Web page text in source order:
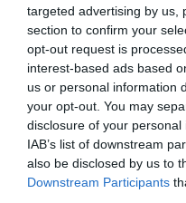
targeted advertising by us,
section to confirm your
opt-out request is
interest-based ads based
us or personal information
your opt-out. You may
disclosure of your
IAB’s list of downstream
also be disclosed by us to
Downstream Participants
de apertura… Aquellos
nuevo modelo basado
de autocuidado e
gestión del negocio.
a trabajar de manera
contexto en el que el
el surtido a trabajar en
marcas?, ¿marcas